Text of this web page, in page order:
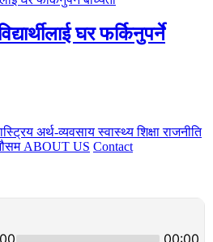
घर फर्किनुपर्ने
अर्थ-व्यवसायस्वास्थ्यशिक्षाराजनीति
ABOUT US Contact